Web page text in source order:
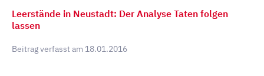
Leerstände in Neustadt: Der Analyse Taten folgen
lassen
Beitrag verfasst am 18.01.2016